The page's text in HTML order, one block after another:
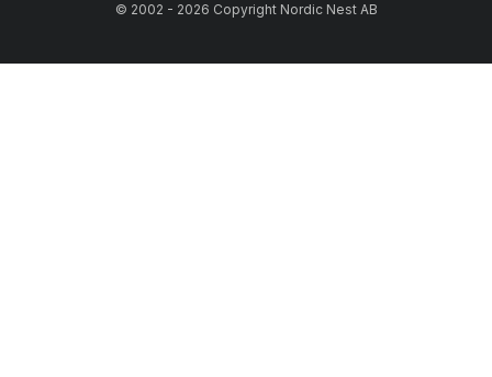
© 2002 - 2026 Copyright Nordic Nest AB